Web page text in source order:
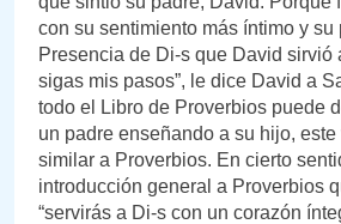
con su sentimiento más íntimo y su
Presencia de Di-s que David sirvió
sigas mis pasos”, le dice David a
todo el Libro de Proverbios puede
un padre enseñando a su hijo,
similar a Proverbios. En cierto
introducción general a Proverbios
“servirás a Di-s con un corazón